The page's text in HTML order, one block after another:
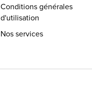
Conditions générales
d'utilisation
Nos services